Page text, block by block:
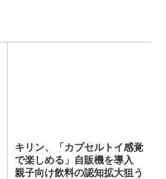
キリン、「カプセルトイ感覚
で楽しめる」自販機を導入
親子向け飲料の認知拡大狙う